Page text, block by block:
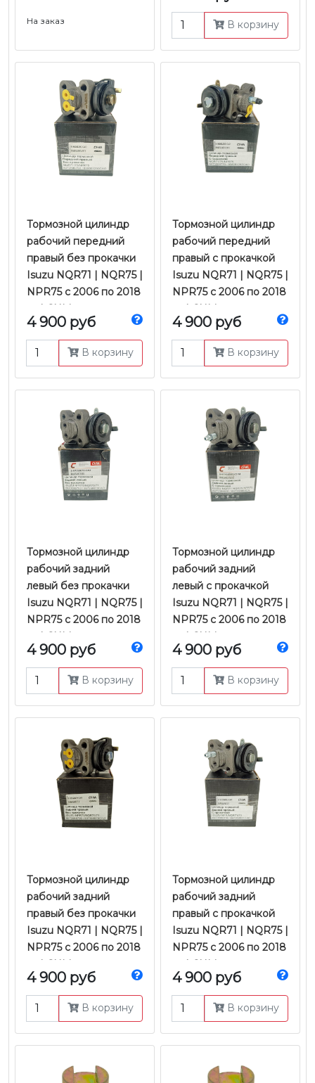
На заказ В корзину
Тормозной цилиндр
рабочий передний
правый без прокачки
Isuzu NQR71 | NQR75 |
NPR75 с 2006 по 2018
гг. | CHM
4 900 руб
В корзину
Тормозной цилиндр
рабочий передний
правый с прокачкой
Isuzu NQR71 | NQR75 |
NPR75 с 2006 по 2018
гг. | CHM
4 900 руб
В корзину
Тормозной цилиндр
рабочий задний
левый без прокачки
Isuzu NQR71 | NQR75 |
NPR75 с 2006 по 2018
гг. | CHM
4 900 руб
В корзину
Тормозной цилиндр
рабочий задний
левый с прокачкой
Isuzu NQR71 | NQR75 |
NPR75 с 2006 по 2018
гг. | CHM
4 900 руб
В корзину
Тормозной цилиндр
рабочий задний
правый без прокачки
Isuzu NQR71 | NQR75 |
NPR75 с 2006 по 2018
гг. | CHM
4 900 руб
В корзину
Тормозной цилиндр
рабочий задний
правый с прокачкой
Isuzu NQR71 | NQR75 |
NPR75 с 2006 по 2018
гг. | CHM
4 900 руб
В корзину